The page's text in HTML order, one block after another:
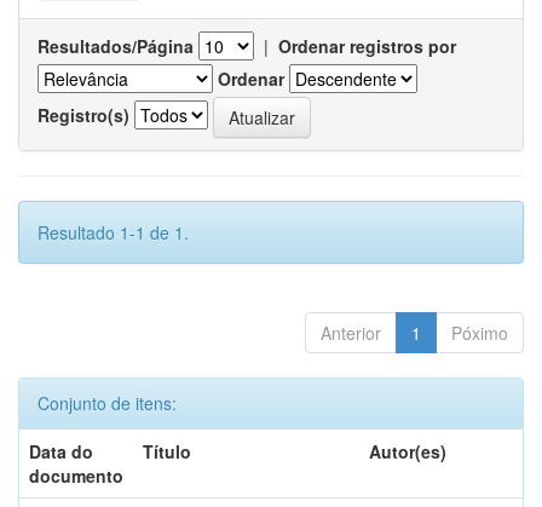
Resultados/Página | Ordenar registros por
Ordenar
Registro(s)
Resultado 1-1 de 1.
Anterior 1 Póximo
Conjunto de itens:
Data do
documento
Título Autor(es)